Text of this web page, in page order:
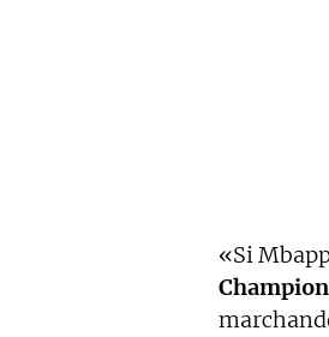
«Si